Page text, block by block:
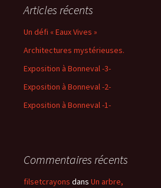
Articles récents
Un défi « Eaux Vives »
Architectures mystérieuses.
Exposition à Bonneval -3-
Exposition à Bonneval -2-
Exposition à Bonneval -1-
Commentaires récents
filsetcrayons dans Un arbre,